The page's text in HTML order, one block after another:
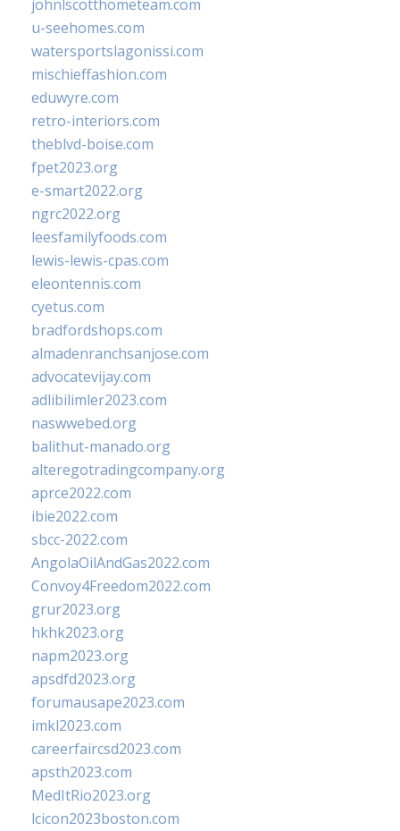
johnlscotthometeam.com
u-seehomes.com
watersportslagonissi.com
mischieffashion.com
eduwyre.com
retro-interiors.com
theblvd-boise.com
fpet2023.org
e-smart2022.org
ngrc2022.org
leesfamilyfoods.com
lewis-lewis-cpas.com
eleontennis.com
cyetus.com
bradfordshops.com
almadenranchsanjose.com
advocatevijay.com
adlibilimler2023.com
naswwebed.org
balithut-manado.org
alteregotradingcompany.org
aprce2022.com
ibie2022.com
sbcc-2022.com
AngolaOilAndGas2022.com
Convoy4Freedom2022.com
grur2023.org
hkhk2023.org
napm2023.org
apsdfd2023.org
forumausape2023.com
imkl2023.com
careerfaircsd2023.com
apsth2023.com
MedItRio2023.org
lcicon2023boston.com